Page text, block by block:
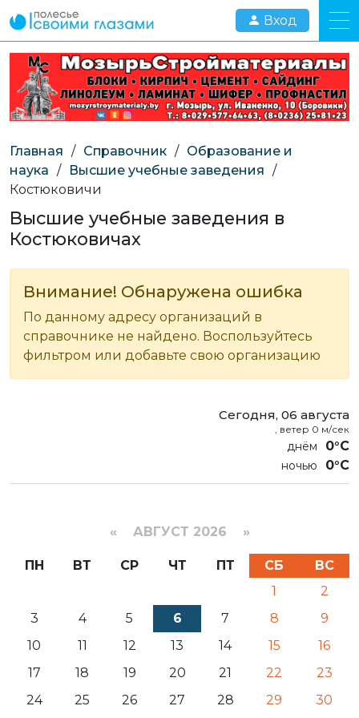
Вход
Главная / Справочник / Образование и
наука / Высшие учебные заведения /
Костюковичи
Высшие учебные заведения в
Костюковичах
Внимание! Обнаружена ошибка
По данному адресу организаций в
справочнике не найдено. Воспользуйтесь
фильтром или добавьте свою организацию
Сегодня, 06 августа
, ветер 0 м/сек
0°C
0°C
« АВГУСТ 2026 »
ПН ВТ СР ЧТ ПТ СБ
ВС
1
2
3
4 5 6 7 8
9
10
11 12 13 14 15
16
17
18 19 20 21 22
23
24
25 26 27 28 29 30